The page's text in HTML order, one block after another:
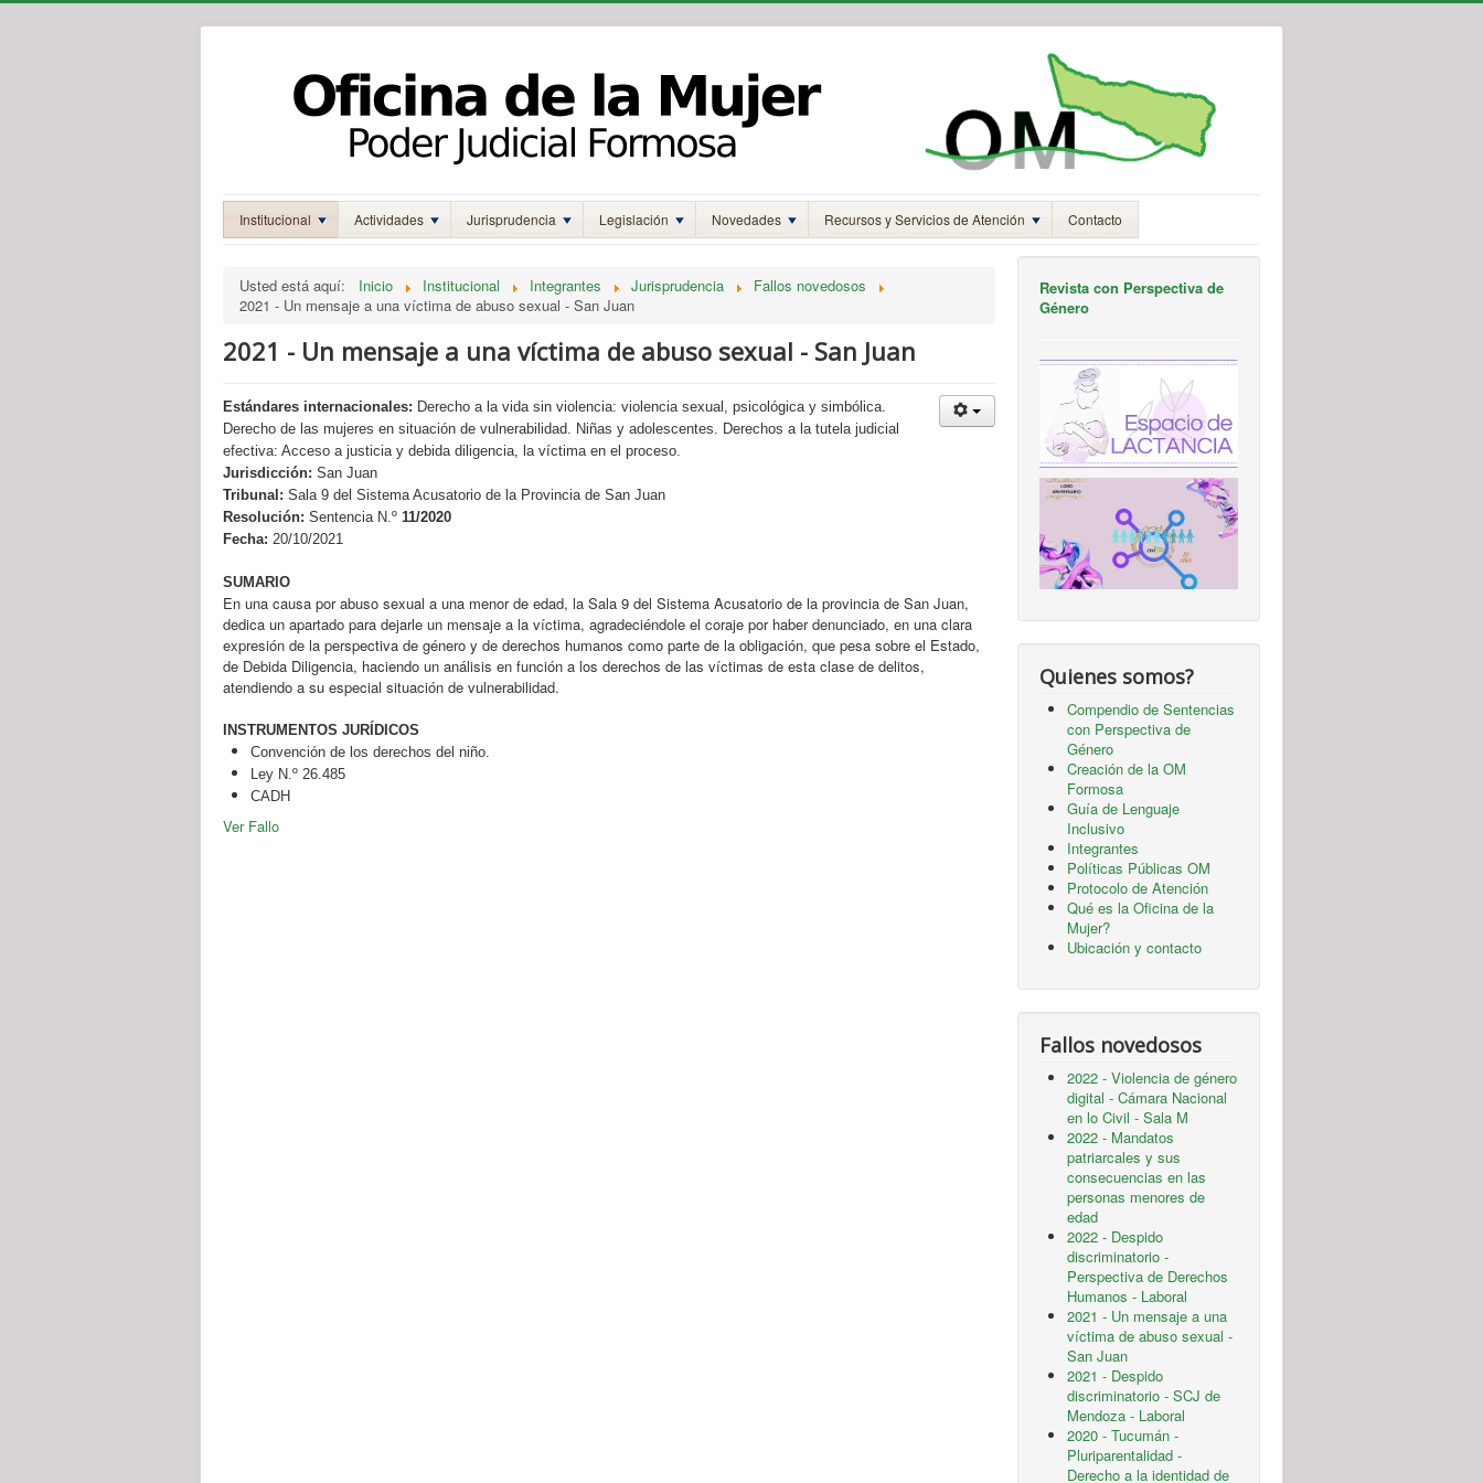
Institucional Actividades Jurisprudencia Legislación Novedades Recursos y Servicios de Atención Contacto
Usted está aquí: Inicio Institucional Integrantes Jurisprudencia
Fallos novedosos
2021 - Un mensaje a una víctima de abuso sexual - San Juan
2021 - Un mensaje a una víctima de abuso sexual - San Juan
Estándares internacionales: Derecho a la vida sin violencia: violencia sexual, psicológica y simbólica.
Derecho de las mujeres en situación de vulnerabilidad. Niñas y adolescentes. Derechos a la tutela judicial
efectiva: Acceso a justicia y debida diligencia, la víctima en el proceso.
Jurisdicción: San Juan
Tribunal: Sala 9 del Sistema Acusatorio de la Provincia de San Juan
Resolución: Sentencia N.º 11/2020
Fecha: 20/10/2021
SUMARIO
En una causa por abuso sexual a una menor de edad, la Sala 9 del Sistema Acusatorio de la provincia de San Juan,
dedica un apartado para dejarle un mensaje a la víctima, agradeciéndole el coraje por haber denunciado, en una clara
expresión de la perspectiva de género y de derechos humanos como parte de la obligación, que pesa sobre el Estado,
de Debida Diligencia, haciendo un análisis en función a los derechos de las víctimas de esta clase de delitos,
atendiendo a su especial situación de vulnerabilidad.
INSTRUMENTOS JURÍDICOS
Convención de los derechos del niño.
Ley N.º 26.485
CADH
Ver Fallo
Revista con Perspectiva de
Género
Quienes somos?
Compendio de Sentencias
con Perspectiva de
Género
Creación de la OM
Formosa
Guía de Lenguaje
Inclusivo
Integrantes
Políticas Públicas OM
Protocolo de Atención
Qué es la Oficina de la
Mujer?
Ubicación y contacto
Fallos novedosos
2022 - Violencia de género
digital - Cámara Nacional
en lo Civil - Sala M
2022 - Mandatos
patriarcales y sus
consecuencias en las
personas menores de
edad
2022 - Despido
discriminatorio -
Perspectiva de Derechos
Humanos - Laboral
2021 - Un mensaje a una
víctima de abuso sexual -
San Juan
2021 - Despido
discriminatorio - SCJ de
Mendoza - Laboral
2020 - Tucumán -
Pluriparentalidad -
Derecho a la identidad de